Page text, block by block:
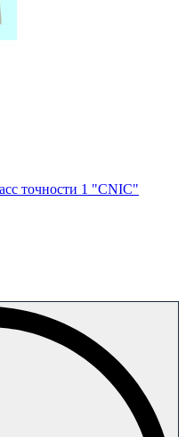
точности 1 "CNIC"